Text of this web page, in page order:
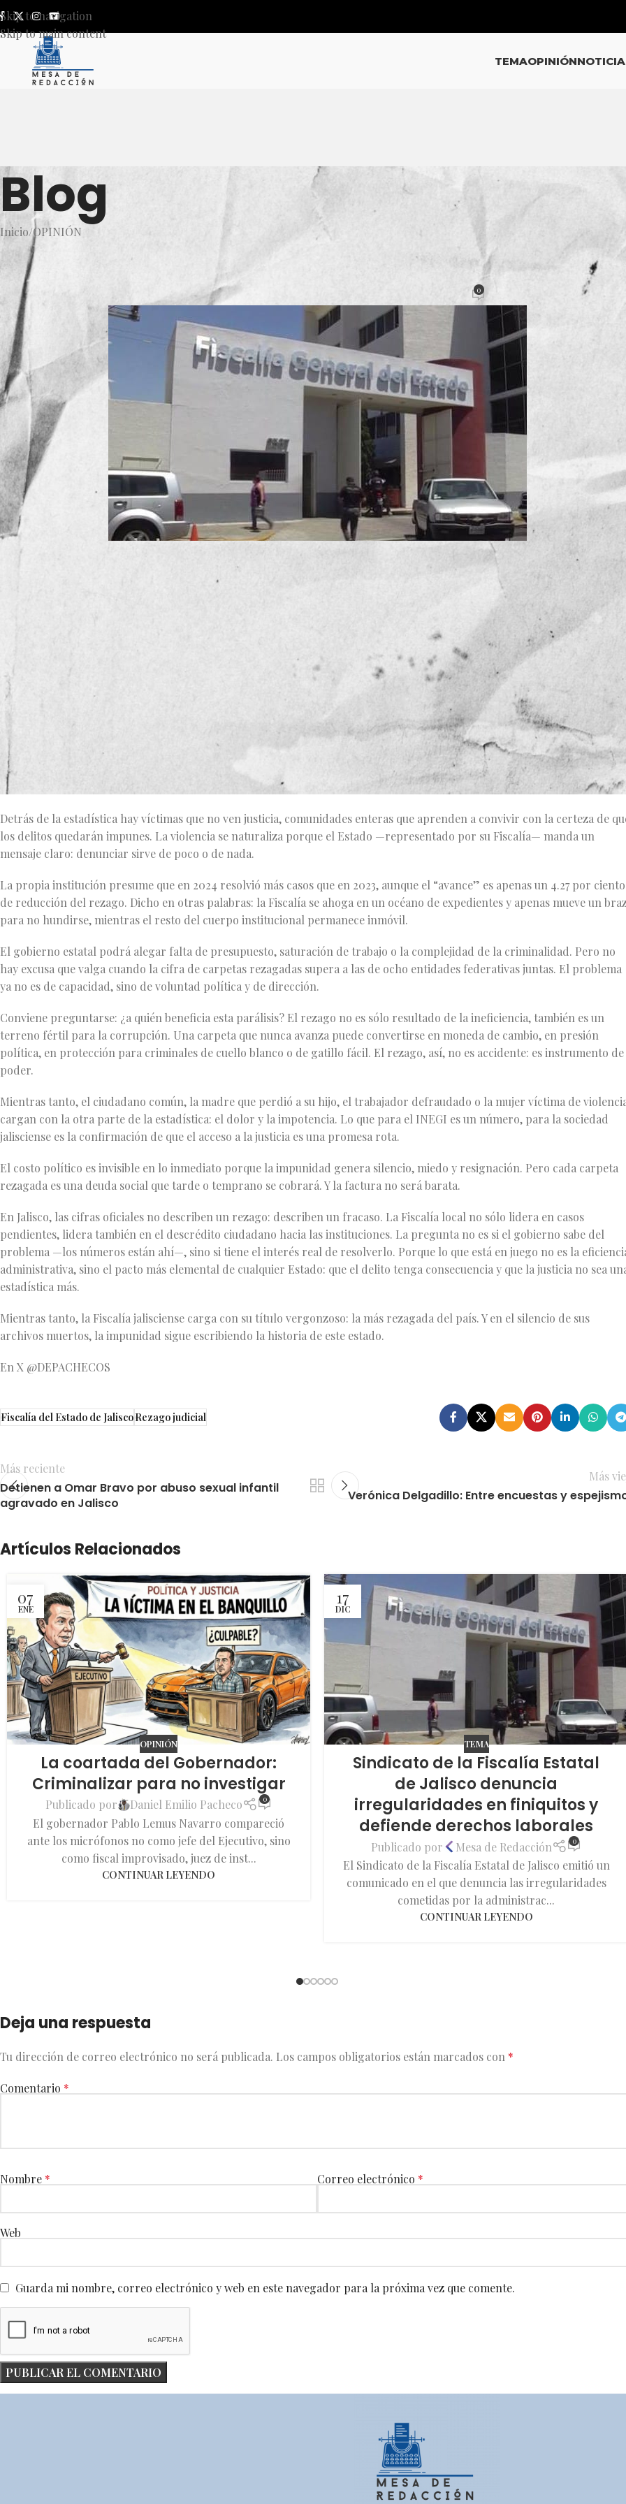
Skip to navigation
Skip to main content
TEMAOPINIÓN
Blog
Inicio OPINIÓN
Jalisco, capital del rezago en impunidad
Publicado por Daniel Emilio Pacheco 0
La Fiscalía más lenta del país acumula más de medio millón de carpetas sin resolver.
El Censo Nacional de Procuración de Justicia 2025 exhibe a Jalisco como el estado con mayor rezago en investigaciones: 504
mil 184 carpetas empolvadas, más del doble que el Estado de México. La impunidad, más que accidente, parece estrategia.
La noticia no es menor ni puede despacharse con un par de cifras: la Fiscalía de Jalisco carga con más de medio millón de
carpetas de investigación rezagadas. Hablamos de un rezago que equivale al 21 por ciento de los casos sin resolver en todo
el país, según el más reciente Censo Nacional de Procuración de Justicia 2025 del INEGI. A simple vista es un dato técnico,
pero en el fondo es una radiografía de poder, impunidad y negligencia institucional.
El número exacto es brutal: 504 mil 184 carpetas pendientes de concluir al cierre de 2024. Para ponerlo en perspectiva, el
segundo lugar en rezago lo ocupa el Estado de México, con 229 mil. Es decir, Jalisco dobla a su más cercano competidor en
ineficiencia. Y lo más alarmante: de las carpetas abiertas el año pasado, apenas en 56 por ciento hubo una persona imputada.
El resto se hundió en el pantano de la burocracia y la indiferencia.
Detrás de la estadística hay víctimas que no ven justicia, comunidades enteras que aprenden a convivir con la certeza de
los delitos quedarán impunes. La violencia se naturaliza porque el Estado —representado por su Fiscalía— manda un
mensaje claro: denunciar sirve de poco o de nada.
La propia institución presume que en 2024 resolvió más casos que en 2023, aunque el “avance” es apenas un 4.27 por ciento
de reducción del rezago. Dicho en otras palabras: la Fiscalía se ahoga en un océano de expedientes y apenas mueve un
para no hundirse, mientras el resto del cuerpo institucional permanece inmóvil.
El gobierno estatal podrá alegar falta de presupuesto, saturación de trabajo o la complejidad de la criminalidad. Pero no
hay excusa que valga cuando la cifra de carpetas rezagadas supera a las de ocho entidades federativas juntas. El problema
ya no es de capacidad, sino de voluntad política y de dirección.
Conviene preguntarse: ¿a quién beneficia esta parálisis? El rezago no es sólo resultado de la ineficiencia, también es un
terreno fértil para la corrupción. Una carpeta que nunca avanza puede convertirse en moneda de cambio, en presión
política, en protección para criminales de cuello blanco o de gatillo fácil. El rezago, así, no es accidente: es instrumento de
poder.
Mientras tanto, el ciudadano común, la madre que perdió a su hijo, el trabajador defraudado o la mujer víctima de
cargan con la otra parte de la estadística: el dolor y la impotencia. Lo que para el INEGI es un número, para la sociedad
jalisciense es la confirmación de que el acceso a la justicia es una promesa rota.
El costo político es invisible en lo inmediato porque la impunidad genera silencio, miedo y resignación. Pero cada carpeta
rezagada es una deuda social que tarde o temprano se cobrará. Y la factura no será barata.
En Jalisco, las cifras oficiales no describen un rezago: describen un fracaso. La Fiscalía local no sólo lidera en casos
pendientes, lidera también en el descrédito ciudadano hacia las instituciones. La pregunta no es si el gobierno sabe del
problema —los números están ahí—, sino si tiene el interés real de resolverlo. Porque lo que está en juego no es la
administrativa, sino el pacto más elemental de cualquier Estado: que el delito tenga consecuencia y que la justicia no sea
estadística más.
Mientras tanto, la Fiscalía jalisciense carga con su título vergonzoso: la más rezagada del país. Y en el silencio de sus
archivos muertos, la impunidad sigue escribiendo la historia de este estado.
En X @DEPACHECOS
Fiscalía del Estado de JaliscoRezago judicial
Más reciente
Detienen a Omar Bravo por abuso sexual infantil
agravado en Jalisco
Más
Verónica Delgadillo: Entre encuestas y
Artículos Relacionados
07
ENE
OPINIÓN
La coartada del Gobernador:
Criminalizar para no investigar
Publicado por Daniel Emilio Pacheco 0
El gobernador Pablo Lemus Navarro compareció
ante los micrófonos no como jefe del Ejecutivo, sino
como fiscal improvisado, juez de inst...
CONTINUAR LEYENDO
17
DIC
TEMA
Sindicato de la Fiscalía Estatal
de Jalisco denuncia
irregularidades en finiquitos y
defiende derechos laborales
Publicado por Mesa de Redacción 0
El Sindicato de la Fiscalía Estatal de Jalisco emitió un
comunicado en el que denuncia las irregularidades
cometidas por la administrac...
CONTINUAR LEYENDO
Deja una respuesta
Tu dirección de correo electrónico no será publicada. Los campos obligatorios están marcados con *
Comentario *
Nombre * Correo electrónico *
Web
Guarda mi nombre, correo electrónico y web en este navegador para la próxima vez que comente.